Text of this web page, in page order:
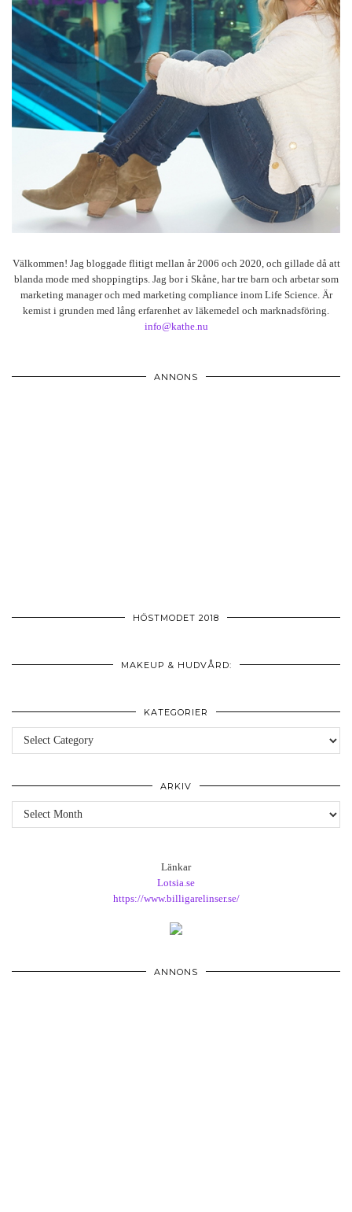
Välkommen! Jag bloggade flitigt mellan år 2006 och 2020, och gillade då att
blanda mode med shoppingtips. Jag bor i Skåne, har tre barn och arbetar som
marketing manager och med marketing compliance inom Life Science. Är
kemist i grunden med lång erfarenhet av läkemedel och marknadsföring.
info@kathe.nu
ANNONS
HÖSTMODET 2018
MAKEUP & HUDVÅRD:
KATEGORIER
Kategorier
ARKIV
Arkiv
Länkar
Lotsia.se
https://www.billigarelinser.se/
ANNONS